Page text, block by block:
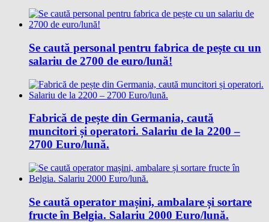
Se caută personal pentru fabrica de pește cu un
salariu de 2700 de euro/lună!
Fabrică de pește din Germania, caută
muncitori și operatori. Salariu de la 2200 –
2700 Euro/lună.
Se caută operator mașini, ambalare și sortare
fructe în Belgia. Salariu 2000 Euro/lună.